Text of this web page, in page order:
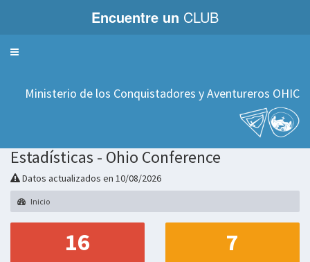
Encuentre un CLUB
Servicios
Ministerio de los Conquistadores y Aventureros OHIC
Estadísticas - Ohio Conference
Datos actualizados en 10/08/2026
Inicio
16 7